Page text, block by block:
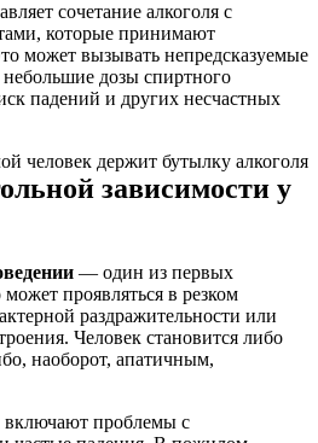
сочетание алкоголя с
которые принимают
может вызывать непредсказуемые
дозы спиртного
падений и других несчастных
зависимости у
— один из первых
проявляться в резком
раздражительности или
Человек становится либо
наоборот, апатичным,
включают проблемы с